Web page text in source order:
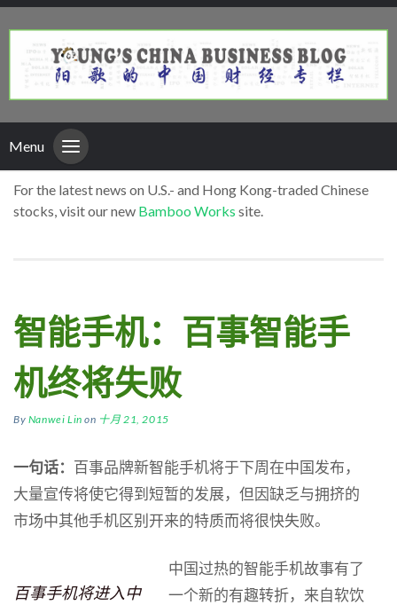
Menu
For the latest news on U.S.- and Hong Kong-traded Chinese
stocks, visit our new Bamboo Works site.
智能手机：百事智能手
机终将失败
By Nanwei Lin on 十月 21, 2015
一句话： 百事品牌新智能手机将于下周在中国发布，
大量宣传将使它得到短暂的发展，但因缺乏与拥挤的
市场中其他手机区别开来的特质而将很快失败。
百事手机将进入中
中国过热的智能手机故事有了
一个新的有趣转折，来自软饮